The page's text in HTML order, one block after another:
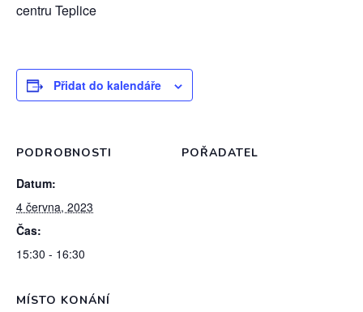
centru Teplice
Přidat do kalendáře
PODROBNOSTI
Datum:
4 června, 2023
Čas:
15:30 - 16:30
POŘADATEL
MÍSTO KONÁNÍ